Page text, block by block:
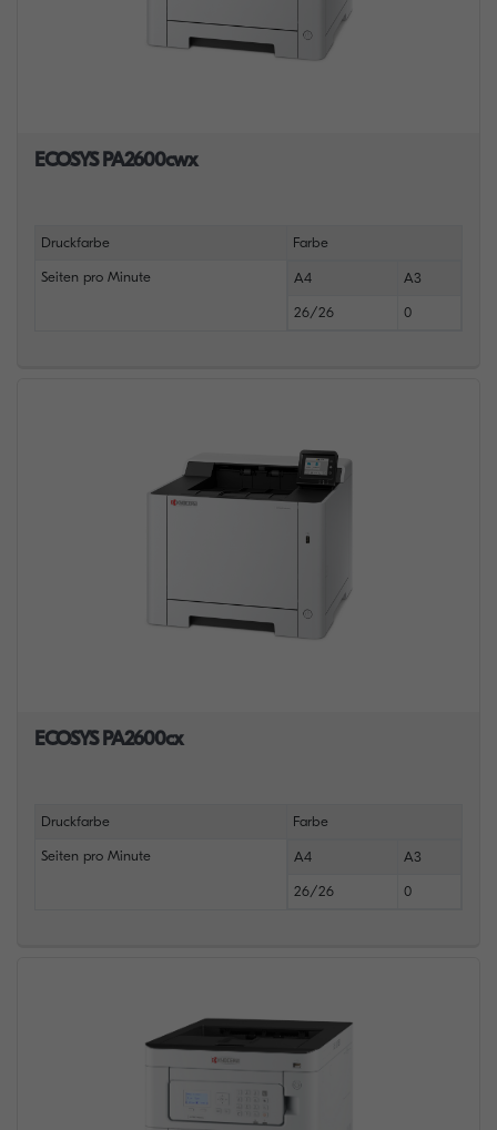
ECOSYS PA2600cwx
Druckfarbe Farbe
Seiten pro Minute A4 A3
26/26 0
ECOSYS PA2600cx
Druckfarbe Farbe
Seiten pro Minute A4 A3
26/26 0